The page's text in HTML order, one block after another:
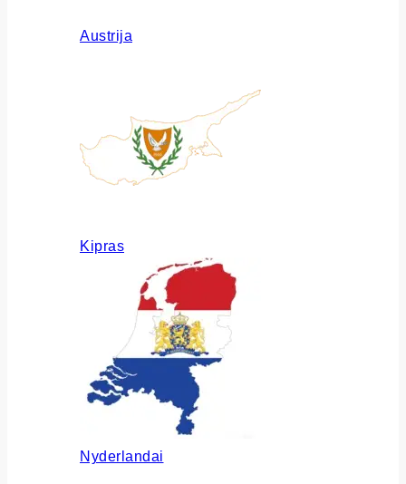
Austrija
Kipras
Nyderlandai